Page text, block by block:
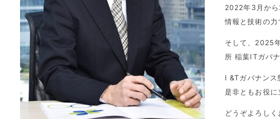
2022年3月から
情報と技術の力
そして、2025
所 稲葉ITガバ
I &Tガバナンス
是非ともお役に
どうぞよろしく